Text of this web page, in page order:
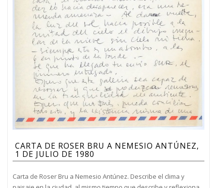
CARTA DE ROSER BRU A NEMESIO ANTÚNEZ,
1 DE JULIO DE 1980
Carta de Roser Bru a Nemesio Antúnez. Describe el clima y